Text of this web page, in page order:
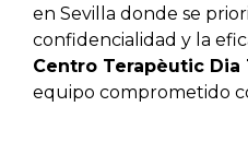
en Sevilla donde se
confidencialidad y la
Centro Terapèutic Dia
equipo comprometido